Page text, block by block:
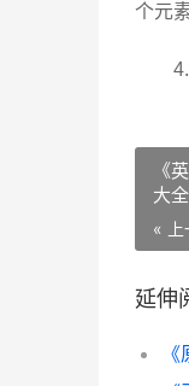
个元
《
大全
« 上
延伸